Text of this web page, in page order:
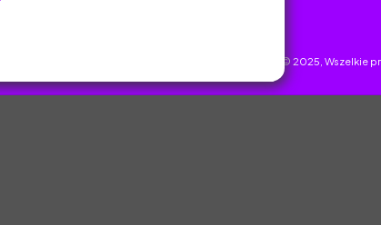
ZlotyNauczyciel.pl © 2025, Wszelkie